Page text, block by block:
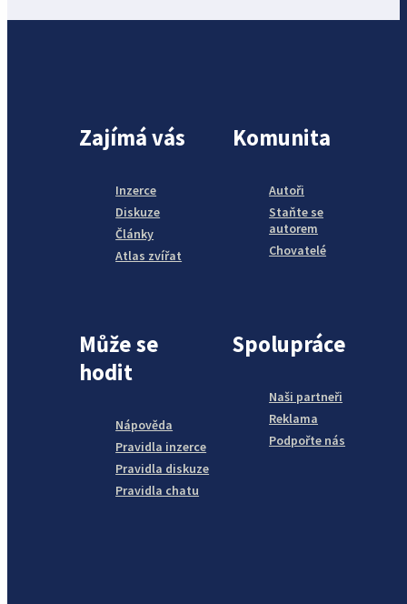
Zajímá vás
Inzerce
Diskuze
Články
Atlas zvířat
Komunita
Autoři
Staňte se
autorem
Chovatelé
Může se
hodit
Nápověda
Pravidla inzerce
Pravidla diskuze
Pravidla chatu
Spolupráce
Naši partneři
Reklama
Podpořte nás